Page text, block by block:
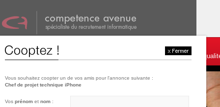
001
Témoignages et services
003
Charte de
Vous souhaitez coopter un de vos amis pour l'annonce suivante :
Chef de projet technique iPhone
Vos prénom et nom :